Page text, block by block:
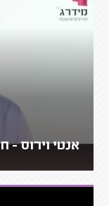
אנטי וירוס -